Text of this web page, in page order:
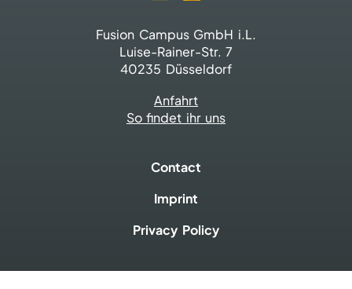
Fusion Campus GmbH i.L.
Luise-Rainer-Str. 7
40235 Düsseldorf
Anfahrt
So findet ihr uns
Contact
Imprint
Privacy Policy